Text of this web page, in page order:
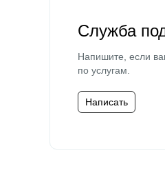
Служба
Напишите, если
по услугам.
Написать